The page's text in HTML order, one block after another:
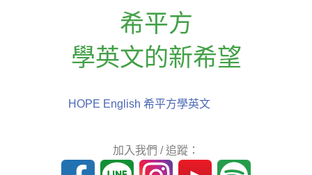
希平方
學英文的新希望
HOPE English 希平方學英文
加入我們 / 追蹤：